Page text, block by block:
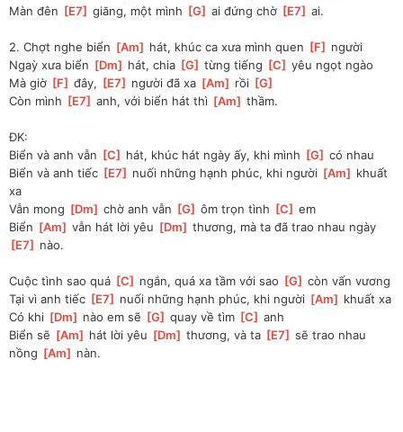
Màn đên [E7 ] giăng, một mình [G ] ai đứng chờ [E7 ] ai.
2. Chợt nghe biển [Am hát, khúc ca xưa mình quen [F
người
Ngaỳ xưa biển [Dm hát, chia [G ] từng tiếng [C ] yêu ngọt ngào
Mà giờ [F ] đây, [E7 người đã xa [Am rồi [G
Còn mình [E7 ] anh, với biển hát thì [Am ] thầm.
ĐK:
Biển và anh vẫn [C hát, khúc hát ngày ấy, khi mình [G ] có nhau
Biển và anh tiếc [E7 nuối những hạnh phúc, khi người [Am
khuất
xa
Vẫn mong [Dm ] chờ anh vẫn [G ] ôm trọn tình [C ] em
Biển [Am ] vẫn hát lời yêu [Dm ] thương, mà ta đã trao nhau ngày
E7
nào.
Cuộc tình sao quá [C ngắn, quá xa tầm với sao [G ] còn vấn vương
Tại vì anh tiếc [E7 nuối những hạnh phúc, khi người [Am
Có khi [Dm nào em sẽ [G ] quay về tìm [C ] anh
Biển sẽ [Am hát lời yêu [Dm ] thương, và ta [E7 ] sẽ trao nhau
nồng [Am nàn.